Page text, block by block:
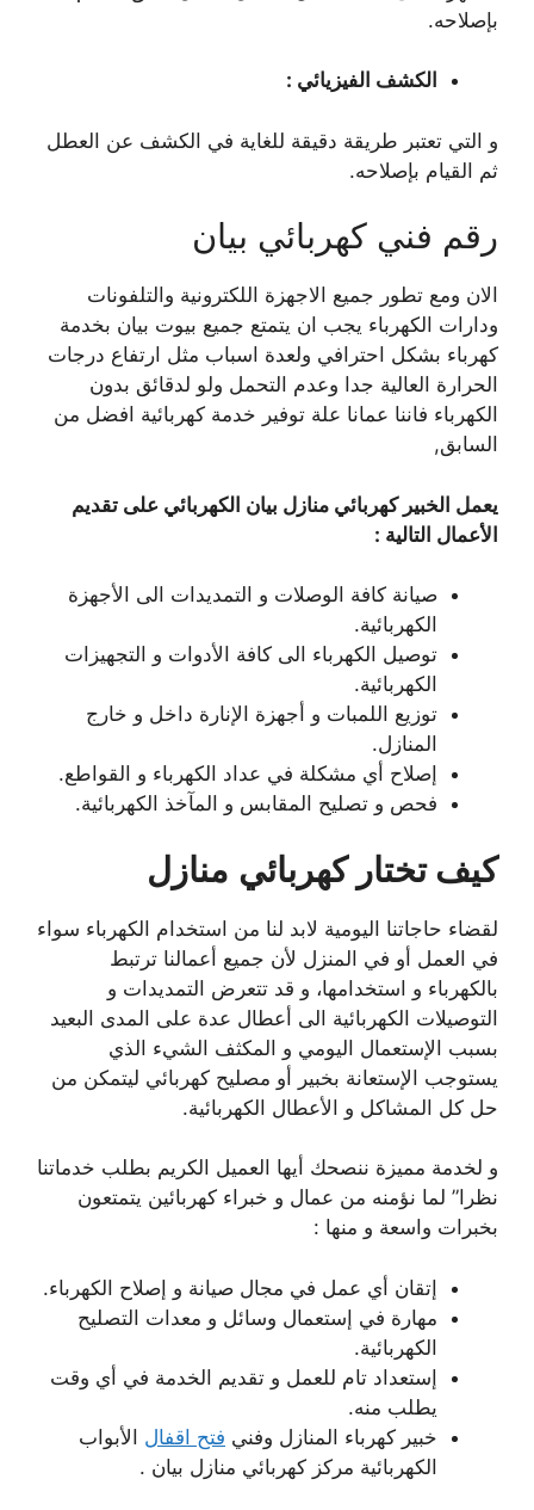
بإصلاحه.
الكشف الفيزيائي :
و التي تعتبر طريقة دقيقة للغاية في الكشف عن العطل
ثم القيام بإصلاحه.
رقم فني كهربائي بيان
الان ومع تطور جميع الاجهزة اللكترونية والتلفونات
ودارات الكهرباء يجب ان يتمتع جميع بيوت بيان بخدمة
كهرباء بشكل احترافي ولعدة اسباب مثل ارتفاع درجات
الحرارة العالية جدا وعدم التحمل ولو لدقائق بدون
الكهرباء فاننا عمانا علة توفير خدمة كهربائية افضل من
السابق,
يعمل الخبير كهربائي منازل بيان الكهربائي على تقديم
الأعمال التالية :
صيانة كافة الوصلات و التمديدات الى الأجهزة
الكهربائية.
توصيل الكهرباء الى كافة الأدوات و التجهيزات
الكهربائية.
توزيع اللمبات و أجهزة الإنارة داخل و خارج
المنازل.
إصلاح أي مشكلة في عداد الكهرباء و القواطع.
فحص و تصليح المقابس و المآخذ الكهربائية.
كيف تختار كهربائي منازل
لقضاء حاجاتنا اليومية لابد لنا من استخدام الكهرباء سواء
في العمل أو في المنزل لأن جميع أعمالنا ترتبط
بالكهرباء و استخدامها، و قد تتعرض التمديدات و
التوصيلات الكهربائية الى أعطال عدة على المدى البعيد
بسبب الإستعمال اليومي و المكثف الشيء الذي
يستوجب الإستعانة بخبير أو مصليح كهربائي ليتمكن من
حل كل المشاكل و الأعطال الكهربائية.
و لخدمة مميزة ننصحك أيها العميل الكريم بطلب خدماتنا
نظرا” لما نؤمنه من عمال و خبراء كهربائين يتمتعون
بخبرات واسعة و منها :
إتقان أي عمل في مجال صيانة و إصلاح الكهرباء.
مهارة في إستعمال وسائل و معدات التصليح
الكهربائية.
إستعداد تام للعمل و تقديم الخدمة في أي وقت
يطلب منه.
خبير كهرباء المنازل وفني فتح اقفال الأبواب
الكهربائية مركز كهربائي منازل بيان .